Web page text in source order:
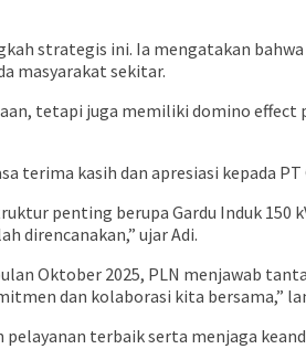
strategis ini. Ia mengatakan
masyarakat sekitar.
tetapi juga memiliki domino
terima kasih dan apresiasi kepada
penting berupa Gardu Induk 150
direncanakan,” ujar Adi.
Oktober 2025, PLN menjawab
dan kolaborasi kita bersama,”
terbaik serta menjaga